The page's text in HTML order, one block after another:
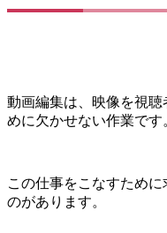
動画編集は、映像を視
めに欠かせない作業です
この仕事をこなすため
のがあります。